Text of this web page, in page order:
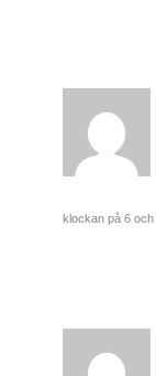
klockan på 6